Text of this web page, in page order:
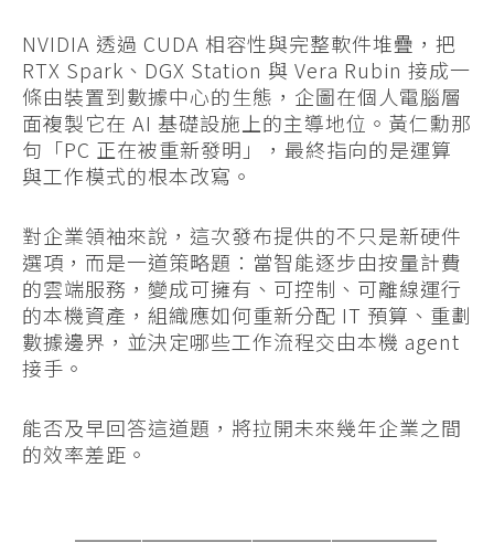
NVIDIA 透過 CUDA 相容性與完整軟件堆疊，把
RTX Spark、DGX Station 與 Vera Rubin 接成一
條由裝置到數據中心的生態，企圖在個人電腦層
面複製它在 AI 基礎設施上的主導地位。黃仁勳那
句「PC 正在被重新發明」，最終指向的是運算
與工作模式的根本改寫。
對企業領袖來說，這次發布提供的不只是新硬件
選項，而是一道策略題：當智能逐步由按量計費
的雲端服務，變成可擁有、可控制、可離線運行
的本機資產，組織應如何重新分配 IT 預算、重劃
數據邊界，並決定哪些工作流程交由本機 agent
接手。
能否及早回答這道題，將拉開未來幾年企業之間
的效率差距。